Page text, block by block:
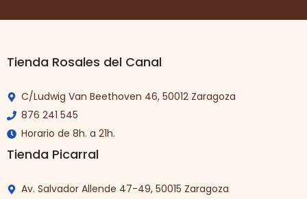
Tienda Rosales del Canal
C/Ludwig Van Beethoven 46, 50012 Zaragoza
876 241 545
Horario de 8h. a 21h.
Tienda Picarral
Av. Salvador Allende 47-49, 50015 Zaragoza